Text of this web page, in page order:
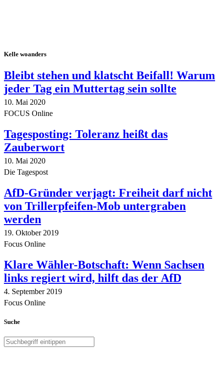
Kelle woanders
Bleibt stehen und klatscht Beifall! Warum
jeder Tag ein Muttertag sein sollte
10. Mai 2020
FOCUS Online
Tagesposting: Toleranz heißt das
Zauberwort
10. Mai 2020
Die Tagespost
AfD-Gründer verjagt: Freiheit darf nicht
von Trillerpfeifen-Mob untergraben
werden
19. Oktober 2019
Focus Online
Klare Wähler-Botschaft: Wenn Sachsen
links regiert wird, hilft das der AfD
4. September 2019
Focus Online
Suche